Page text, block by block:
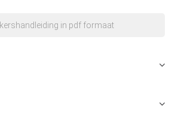
in pdf formaat